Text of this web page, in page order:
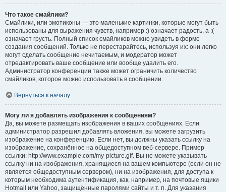
Что такое смайлики?
Смайлики, или эмотиконы — это маленькие картинки, которые могут быть
использованы для выражения чувств, например :) означает радость, а :(
означает грусть. Полный список смайликов можно увидеть в форме
создания сообщений. Только не перестарайтесь, используя их: они легко
могут сделать сообщение нечитаемым, и модератор может
отредактировать ваше сообщение или вообще удалить его.
Администратор конференции также может ограничить количество
смайликов, которое можно использовать в сообщении.
Вернуться к началу
Могу ли я добавлять изображения к сообщениям?
Да, вы можете размещать изображения в ваших сообщениях. Если
администратор разрешил добавлять вложения, вы можете загрузить
изображение на конференцию. Если нет, вы должны указать ссылку на
изображение, сохранённое на общедоступном веб-сервере. Пример
ссылки: http://www.example.com/my-picture.gif. Вы не можете указывать
ссылку ни на изображения, хранящиеся на вашем компьютере (если он не
является общедоступным сервером), ни на изображения, для доступа к
которым необходима аутентификация, как, например, на почтовые ящики
Hotmail или Yahoo, защищённые паролями сайты и т. п. Для указания